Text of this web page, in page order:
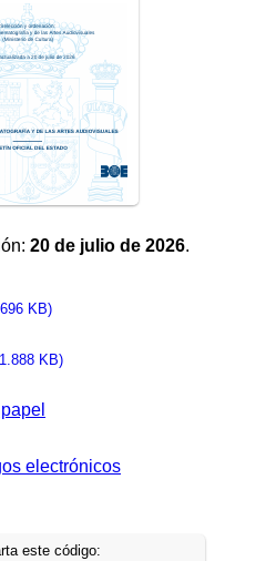
20 de julio de 2026.
KB)
KB)
electrónicos
este código: